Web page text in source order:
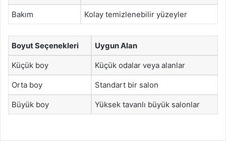
Bakım Kolay temizlenebilir yüzeyler
Boyut Seçenekleri Uygun Alan
Küçük boy Küçük odalar veya alanlar
Orta boy Standart bir salon
Büyük boy Yüksek tavanlı büyük salonlar